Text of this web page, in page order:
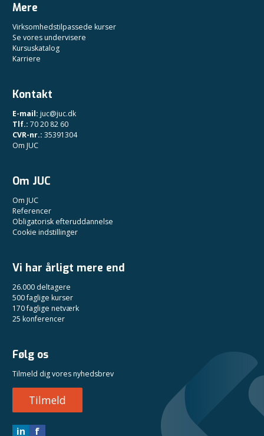
Mere
Virksomhedstilpassede kurser
Se vores undervisere
Kursuskatalog
Karriere
Kontakt
E-mail: juc@juc.dk
Tlf.: 70 20 82 60
CVR-nr.: 35391304
Om JUC
Om JUC
Om JUC
Referencer
Obligatorisk efteruddannelse
Cookie indstillinger
Vi har årligt mere end
26.000 deltagere
500 faglige kurser
170 faglige netværk
25 konferencer
Følg os
Tilmeld dig vores nyhedsbrev
Tilmeld
in f